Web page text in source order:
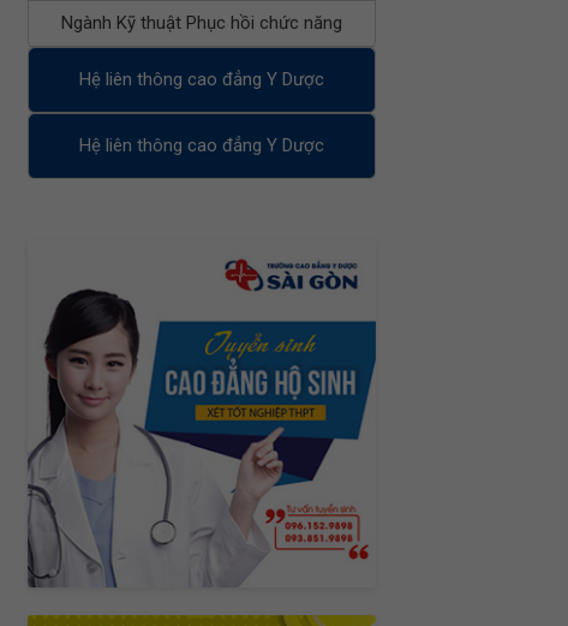
Ngành Kỹ thuật Phục hồi chức năng
Hệ liên thông cao đẳng Y Dược
Hệ liên thông cao đẳng Y Dược